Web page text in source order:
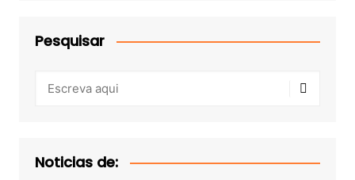
Pesquisar
Noticias de: